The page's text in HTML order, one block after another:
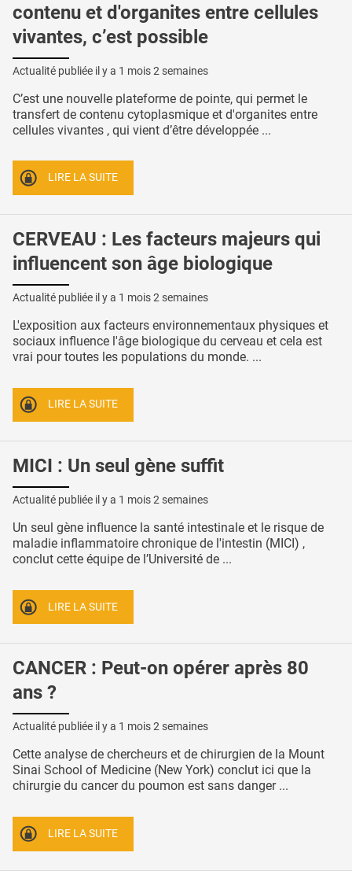
contenu et d'organites entre cellules
vivantes, c’est possible
Actualité publiée il y a 1 mois 2 semaines
C’est une nouvelle plateforme de pointe, qui permet le
transfert de contenu cytoplasmique et d'organites entre
cellules vivantes , qui vient d’être développée ...
LIRE LA SUITE
CERVEAU : Les facteurs majeurs qui
influencent son âge biologique
Actualité publiée il y a 1 mois 2 semaines
L'exposition aux facteurs environnementaux physiques et
sociaux influence l'âge biologique du cerveau et cela est
vrai pour toutes les populations du monde. ...
LIRE LA SUITE
MICI : Un seul gène suffit
Actualité publiée il y a 1 mois 2 semaines
Un seul gène influence la santé intestinale et le risque de
maladie inflammatoire chronique de l'intestin (MICI) ,
conclut cette équipe de l’Université de ...
LIRE LA SUITE
CANCER : Peut-on opérer après 80
ans ?
Actualité publiée il y a 1 mois 2 semaines
Cette analyse de chercheurs et de chirurgien de la Mount
Sinai School of Medicine (New York) conclut ici que la
chirurgie du cancer du poumon est sans danger ...
LIRE LA SUITE